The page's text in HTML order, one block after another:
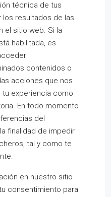
técnica de tus
los resultados de las
el sitio web. Si la
habilitada, es
contenidos o
acciones que nos
tu experiencia como
En todo momento
del
finalidad de impedir
tal y como te
en nuestro sitio
consentimiento para